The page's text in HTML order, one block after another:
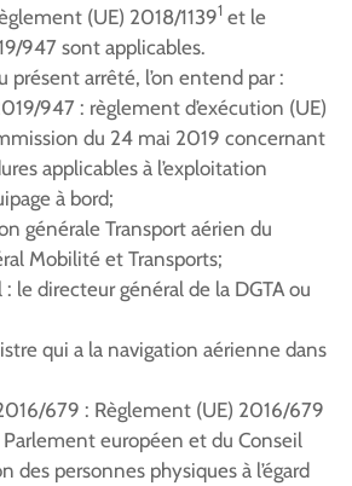
(UE) 2018/11391 et le
947 sont applicables.
présent arrêté, l’on entend par :
947 : règlement d’exécution (UE)
du 24 mai 2019 concernant
applicables à l’exploitation
à bord;
générale Transport aérien du
Mobilité et Transports;
: le directeur général de la DGTA ou
qui a la navigation aérienne dans
679 : Règlement (UE) 2016/679
européen et du Conseil
des personnes physiques à l’égard